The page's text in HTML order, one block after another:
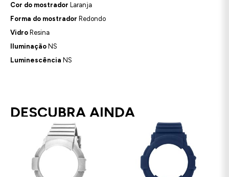
Cor do mostrador Laranja
Forma do mostrador Redondo
Vidro Resina
Iluminação NS
Luminescência NS
DESCUBRA AINDA